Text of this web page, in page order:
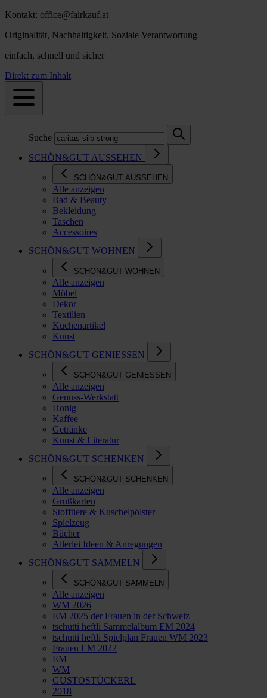
Kontakt: office@fairkauf.at
Originalität, Nachhaltigkeit, Soziale Verantwortung
einfach, schnell und sicher
Direkt zum Inhalt
Suche
SCHÖN&GUT AUSSEHEN
SCHÖN&GUT AUSSEHEN
Alle anzeigen
Bad & Beauty
Bekleidung
Taschen
Accessoires
SCHÖN&GUT WOHNEN
SCHÖN&GUT WOHNEN
Alle anzeigen
Möbel
Dekor
Textilien
Küchenartikel
Kunst
SCHÖN&GUT GENIESSEN
SCHÖN&GUT GENIESSEN
Alle anzeigen
Genuss-Werkstatt
Honig
Kaffee
Getränke
Kunst & Literatur
SCHÖN&GUT SCHENKEN
SCHÖN&GUT SCHENKEN
Alle anzeigen
Grußkarten
Stofftiere & Kuschelpölster
Spielzeug
Bücher
Allerlei Ideen & Anregungen
SCHÖN&GUT SAMMELN
SCHÖN&GUT SAMMELN
Alle anzeigen
WM 2026
EM 2025 der Frauen in der Schweiz
tschutti heftli Sammelalbum EM 2024
tschutti heftli Spielplan Frauen WM 2023
Frauen EM 2022
EM
WM
GUSTOSTÜCKERL
2018